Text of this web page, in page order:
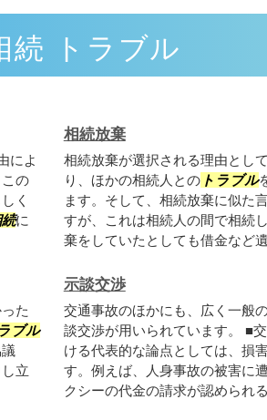
続 トラブル
によ
の
く
に
相続放棄
相続放棄が選択される理由とし
り、ほかの相続人とのトラブル
ます。そして、相続放棄に似た
すが、これは相続人の間で相続
棄をしていたとしても借金など
た
ブル
立
示談交渉
交通事故のほかにも、広く一般
談交渉が用いられています。 ■
ける代表的な論点としては、損
す。例えば、人身事故の被害に
クシーの代金の請求が認められ